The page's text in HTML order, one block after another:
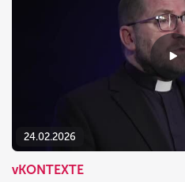
24.02.2026
vKONTEXTE